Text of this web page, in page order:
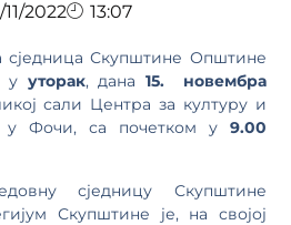
2022 13:07
сједница Скупштине Општине
у уторак, дана 15. новембра
сали Центра за културу и
у Фочи, са почетком у 9.00
сједницу Скупштине
Скупштине је, на својој